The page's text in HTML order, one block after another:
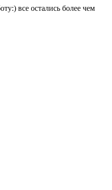
все остались более чем